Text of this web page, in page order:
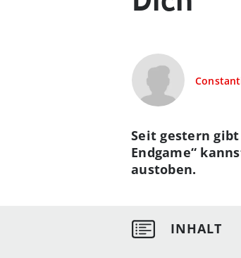
Seit gestern
Endgame“
austoben.